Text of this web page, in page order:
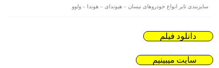
سایزبندی تایر انواع خودروهای نیسان – هیوندای – هوندا – ولوو
دانلود فیلم
سایت میبینیم